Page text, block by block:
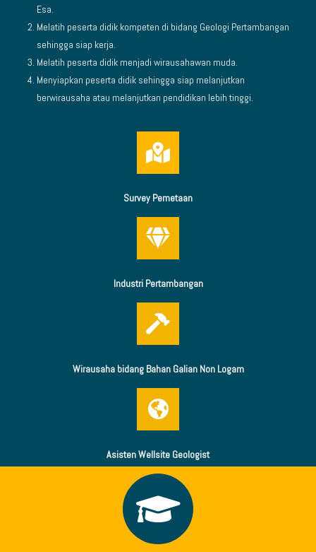
Esa.
Melatih peserta didik kompeten di bidang Geologi Pertambangan
sehingga siap kerja.
Melatih peserta didik menjadi wirausahawan muda.
Menyiapkan peserta didik sehingga siap melanjutkan
berwirausaha atau melanjutkan pendidikan lebih tinggi.
Survey Pemetaan
Industri Pertambangan
Wirausaha bidang Bahan Galian Non Logam
Asisten Wellsite Geologist